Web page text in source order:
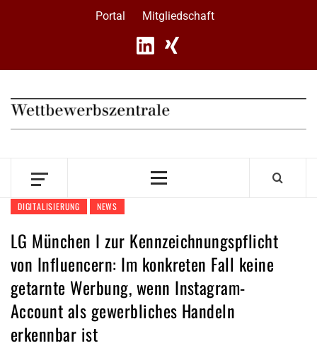
Portal Mitgliedschaft
Primary
DIGITALISIERUNG NEWS
LG München I zur Kennzeichnungspflicht
von Influencern: Im konkreten Fall keine
getarnte Werbung, wenn Instagram-
Account als gewerbliches Handeln
erkennbar ist